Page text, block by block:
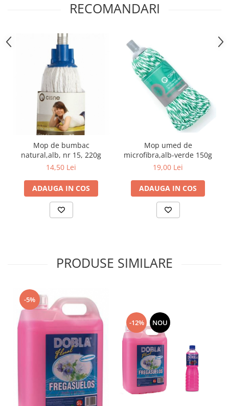
RECOMANDARI
Mop de bumbac
natural,alb, nr 15, 220g
14,50 Lei
ADAUGA IN COS
Mop umed de
microfibra,alb-verde 150g
19,00 Lei
ADAUGA IN COS
PRODUSE SIMILARE
-5%
-12% NOU